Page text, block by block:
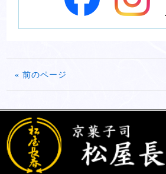
« 前のページ